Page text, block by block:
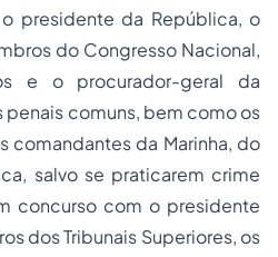
presidente da República, o
do Congresso Nacional,
e o procurador-geral da
penais comuns, bem como os
comandantes da Marinha, do
salvo se praticarem crime
concurso com o presidente
dos Tribunais Superiores, os